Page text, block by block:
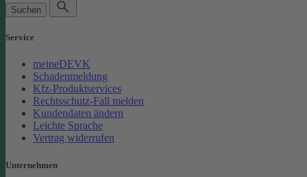
Suchen
Service
meineDEVK
Schadenmeldung
Kfz-Produktservices
Rechtsschutz-Fall melden
Kundendaten ändern
Leichte Sprache
Vertrag widerrufen
Unternehmen